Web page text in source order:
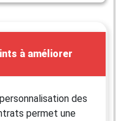
à améliorer
des
permet une